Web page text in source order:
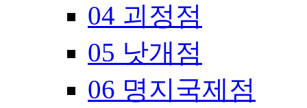
04 괴정점
05 낫개점
06 명지국제점